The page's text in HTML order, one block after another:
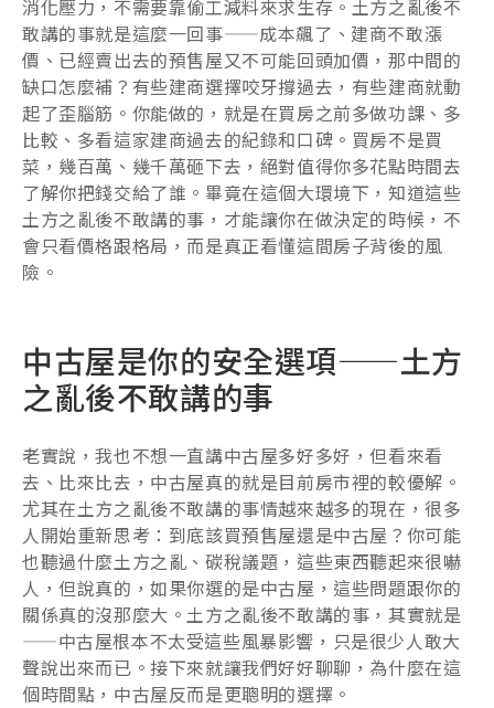
消化壓力，不需要靠偷工減料來求生存。土方之亂後不
敢講的事就是這麼一回事——成本飆了、建商不敢漲
價、已經賣出去的預售屋又不可能回頭加價，那中間的
缺口怎麼補？有些建商選擇咬牙撐過去，有些建商就動
起了歪腦筋。你能做的，就是在買房之前多做功課、多
比較、多看這家建商過去的紀錄和口碑。買房不是買
菜，幾百萬、幾千萬砸下去，絕對值得你多花點時間去
了解你把錢交給了誰。畢竟在這個大環境下，知道這些
土方之亂後不敢講的事，才能讓你在做決定的時候，不
會只看價格跟格局，而是真正看懂這間房子背後的風
險。
中古屋是你的安全選項——土方
之亂後不敢講的事
老實說，我也不想一直講中古屋多好多好，但看來看
去、比來比去，中古屋真的就是目前房市裡的較優解。
尤其在土方之亂後不敢講的事情越來越多的現在，很多
人開始重新思考：到底該買預售屋還是中古屋？你可能
也聽過什麼土方之亂、碳稅議題，這些東西聽起來很嚇
人，但說真的，如果你選的是中古屋，這些問題跟你的
關係真的沒那麼大。土方之亂後不敢講的事，其實就是
——中古屋根本不太受這些風暴影響，只是很少人敢大
聲說出來而已。接下來就讓我們好好聊聊，為什麼在這
個時間點，中古屋反而是更聰明的選擇。